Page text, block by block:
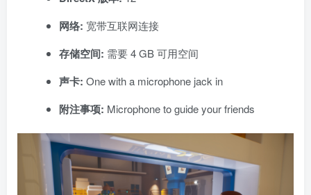
网络: 宽带互联网连接
存储空间: 需要 4 GB 可用空间
声卡: One with a microphone jack in
附注事项: Microphone to guide your friends